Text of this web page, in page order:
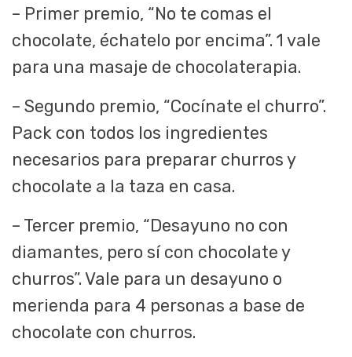
– Primer premio, “No te comas el
chocolate, échatelo por encima”. 1 vale
para una masaje de chocolaterapia.
– Segundo premio, “Cocínate el churro”.
Pack con todos los ingredientes
necesarios para preparar churros y
chocolate a la taza en casa.
– Tercer premio, “Desayuno no con
diamantes, pero sí con chocolate y
churros”. Vale para un desayuno o
merienda para 4 personas a base de
chocolate con churros.